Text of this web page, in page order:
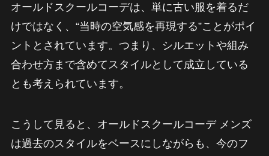
オールドスクールコーデは、単に古い服を着るだ
けではなく、“当時の空気感を再現する”ことがポイ
ントとされています。つまり、シルエットや組み
合わせ方まで含めてスタイルとして成立している
とも考えられています。
こうして見ると、オールドスクールコーデ メンズ
は過去のスタイルをベースにしながらも、今のフ